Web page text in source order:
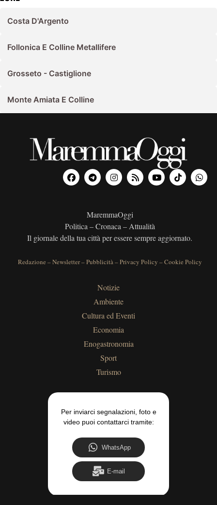
Costa D'Argento
Follonica E Colline Metallifere
Grosseto - Castiglione
Monte Amiata E Colline
MaremmaOggi
Politica – Cronaca – Attualità
Il giornale della tua città per essere sempre aggiornato.
Redazione –Newsletter–Pubblicità–Privacy Policy –Cookie Policy
Notizie
Ambiente
Cultura ed Eventi
Economia
Enogastronomia
Sport
Turismo
Per inviarci segnalazioni, foto e
video puoi contattarci tramite:
WhatsApp
E-mail